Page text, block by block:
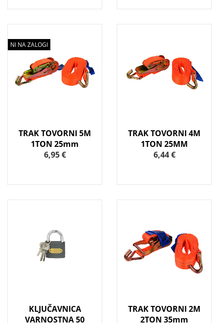
NI NA ZALOGI
TRAK TOVORNI 5M
1TON 25mm
6,95 €
TRAK TOVORNI 4M
1TON 25MM
6,44 €
KLJUČAVNICA
VARNOSTNA 50
TRAK TOVORNI 2M
2TON 35mm